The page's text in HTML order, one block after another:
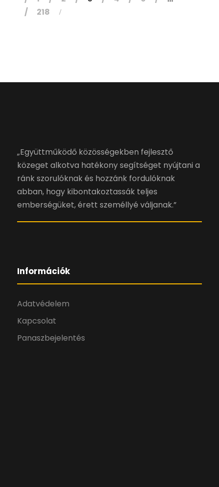
218
„Együttműködő közösségekben fejlesztő
közeget alkotva hatékony segítséget nyújtani a
ránk szorulóknak és hozzánk fordulóknak
abban, hogy kibontakoztassák teljes
emberségüket, érett személlyé váljanak.”
Információk
Adatvédelem
Kapcsolat
Panaszbejelentés